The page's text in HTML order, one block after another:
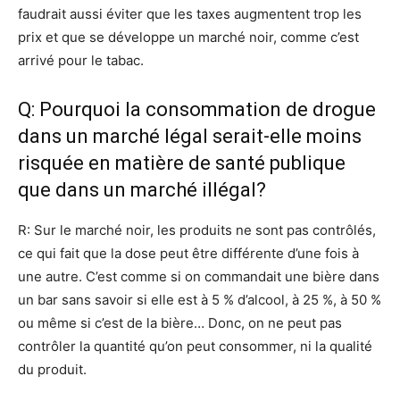
faudrait aussi éviter que les taxes augmentent trop les
prix et que se développe un marché noir, comme c’est
arrivé pour le tabac.
Q: Pourquoi la consommation de drogue
dans un marché légal serait-elle moins
risquée en matière de santé publique
que dans un marché illégal?
R: Sur le marché noir, les produits ne sont pas contrôlés,
ce qui fait que la dose peut être différente d’une fois à
une autre. C’est comme si on commandait une bière dans
un bar sans savoir si elle est à 5 % d’alcool, à 25 %, à 50 %
ou même si c’est de la bière… Donc, on ne peut pas
contrôler la quantité qu’on peut consommer, ni la qualité
du produit.